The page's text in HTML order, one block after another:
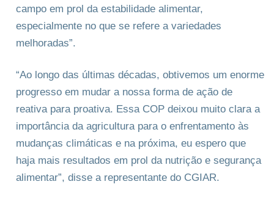
campo em prol da estabilidade alimentar,
especialmente no que se refere a variedades
melhoradas”.
“Ao longo das últimas décadas, obtivemos um enorme
progresso em mudar a nossa forma de ação de
reativa para proativa. Essa COP deixou muito clara a
importância da agricultura para o enfrentamento às
mudanças climáticas e na próxima, eu espero que
haja mais resultados em prol da nutrição e segurança
alimentar”, disse a representante do CGIAR.